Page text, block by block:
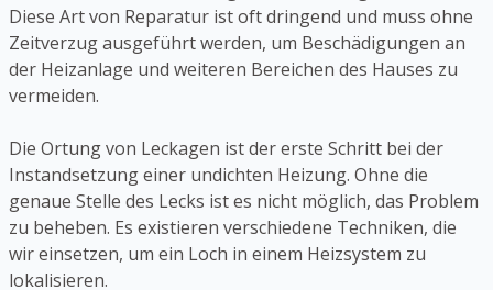
Diese Art von Reparatur ist oft dringend und muss ohne
Zeitverzug ausgeführt werden, um Beschädigungen an
der Heizanlage und weiteren Bereichen des Hauses zu
vermeiden.
Die Ortung von Leckagen ist der erste Schritt bei der
Instandsetzung einer undichten Heizung. Ohne die
genaue Stelle des Lecks ist es nicht möglich, das Problem
zu beheben. Es existieren verschiedene Techniken, die
wir einsetzen, um ein Loch in einem Heizsystem zu
lokalisieren.